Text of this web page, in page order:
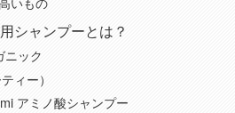
シャンプーとは？
ニック
ィー）
アミノ酸シャンプー